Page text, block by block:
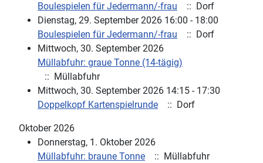
Boulespielen für Jedermann/-frau
:: Dorf
Dienstag, 29. September 2026 16:00 - 18:00
Boulespielen für Jedermann/-frau
:: Dorf
Mittwoch, 30. September 2026
Müllabfuhr: graue Tonne (14-tägig)
:: Müllabfuhr
Mittwoch, 30. September 2026 14:15 - 17:30
Doppelkopf Kartenspielrunde
:: Dorf
Oktober 2026
Donnerstag, 1. Oktober 2026
Müllabfuhr: braune Tonne
:: Müllabfuhr